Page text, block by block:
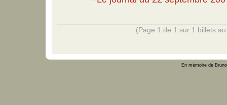
(Page 1 de 1 sur 1 billets
En mémoire de